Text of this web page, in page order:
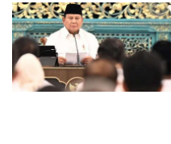
Penjajahan (Pergolakan
Ekonomi Politik Indonesia) &
Simposium Nasional “Urgensi
Undang-Undang
Perekonomian Nasional dan
Kesejahteraan Sosial dalam